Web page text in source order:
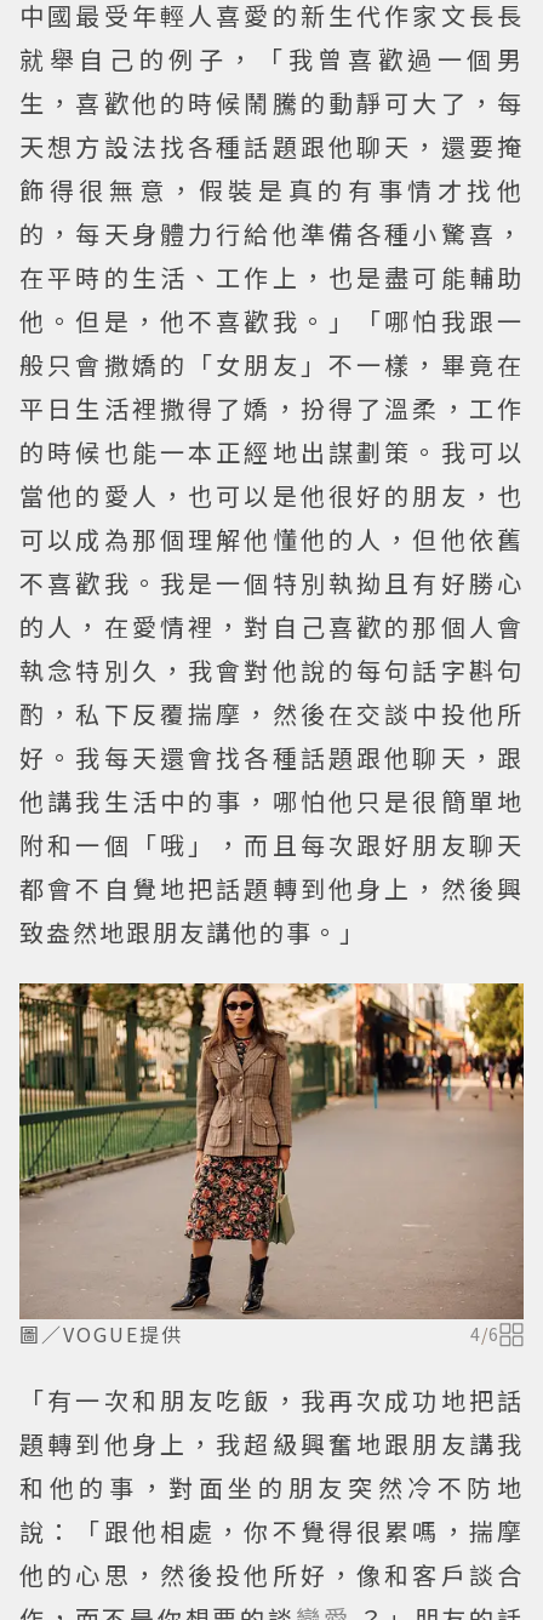
中國最受年輕人喜愛的新生代作家文長長
就舉自己的例子，「我曾喜歡過一個男
生，喜歡他的時候鬧騰的動靜可大了，每
天想方設法找各種話題跟他聊天，還要掩
飾得很無意，假裝是真的有事情才找他
的，每天身體力行給他準備各種小驚喜，
在平時的生活、工作上，也是盡可能輔助
他。但是，他不喜歡我。」「哪怕我跟一
般只會撒嬌的「女朋友」不一樣，畢竟在
平日生活裡撒得了嬌，扮得了溫柔，工作
的時候也能一本正經地出謀劃策。我可以
當他的愛人，也可以是他很好的朋友，也
可以成為那個理解他懂他的人，但他依舊
不喜歡我。我是一個特別執拗且有好勝心
的人，在愛情裡，對自己喜歡的那個人會
執念特別久，我會對他說的每句話字斟句
酌，私下反覆揣摩，然後在交談中投他所
好。我每天還會找各種話題跟他聊天，跟
他講我生活中的事，哪怕他只是很簡單地
附和一個「哦」，而且每次跟好朋友聊天
都會不自覺地把話題轉到他身上，然後興
致盎然地跟朋友講他的事。」
圖／VOGUE提供 4/6
「有一次和朋友吃飯，我再次成功地把話
題轉到他身上，我超級興奮地跟朋友講我
和他的事，對面坐的朋友突然冷不防地
說：「跟他相處，你不覺得很累嗎，揣摩
他的心思，然後投他所好，像和客戶談合